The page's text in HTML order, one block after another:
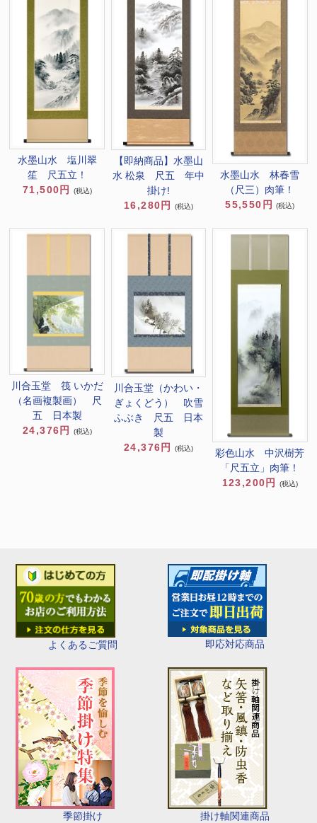
よくあるご質問 即応対応商品
季節掛け 掛け軸関連商品
水墨山水 塩川翠
笙 尺五立！
71,500円
(税込)
【即納商品】水墨山
水 松泉 尺五 年中
掛け!
16,280円
(税込)
水墨山水 林春雪
（尺三）肉筆！
55,550円
(税込)
川合玉堂 筏 いかだ
（名画複製画） 尺
五 日本製
24,376円
(税込)
川合玉堂（かわい・
ぎょくどう） 吹雪
ふぶき 尺五 日本
製
24,376円
(税込)
彩色山水 中沢樹芳
「尺五立」肉筆！
123,200円
(税込)